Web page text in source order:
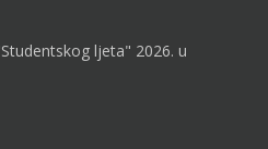
ljeta" 2026. u